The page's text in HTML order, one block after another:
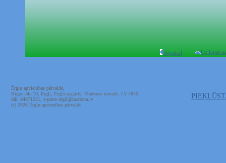
Atpakaļ Uz lapas
Ērgļu apvienības pārvalde,
Rīgas iela 10, Ērgļi, Ērgļu pagasts, Madonas novads, LV-4840,
tālr. 64871231, e-pasts ergli@madona.lv
(c) 2026 Ērgļu apvienības pārvalde